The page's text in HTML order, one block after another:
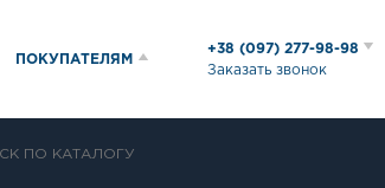
ПОКУПАТЕЛЯМ
+38 (097) 277-98-98
Заказать звонок